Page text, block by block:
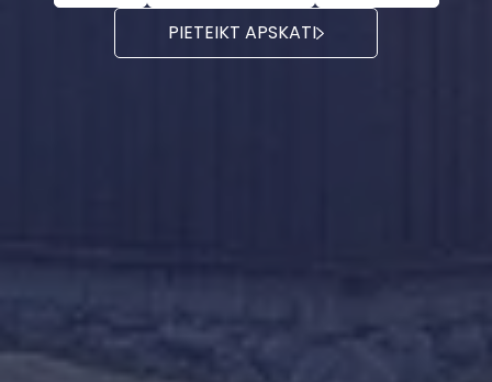
PIETEIKT APSKATI